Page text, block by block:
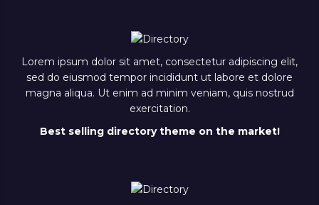
Lorem ipsum dolor sit amet, consectetur adipiscing elit,
sed do eiusmod tempor incididunt ut labore et dolore
magna aliqua. Ut enim ad minim veniam, quis nostrud
exercitation.
Best selling directory theme on the market!